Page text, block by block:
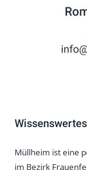
Müllheim ist eine
im Bezirk